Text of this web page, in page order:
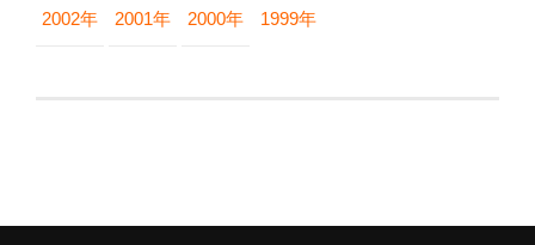
2002年 2001年 2000年 1999年